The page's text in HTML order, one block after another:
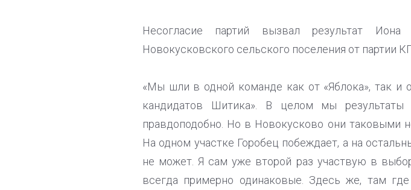
Несогласие партий вызвал результат
Новокусковского сельского поселения от партии
«Мы шли в одной команде как от «Яблока», так и
кандидатов Шитика». В целом мы
правдоподобно. Но в Новокусково они таковыми
На одном участке Горобец побеждает, а на
не может. Я сам уже второй раз участвую в
всегда примерно одинаковые. Здесь же, там